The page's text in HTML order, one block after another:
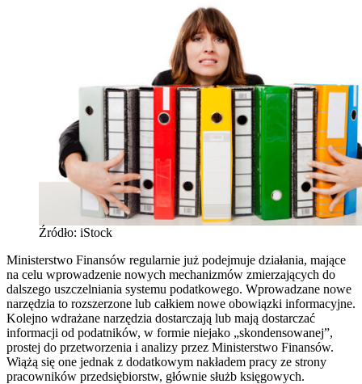
Źródło: iStock
Ministerstwo Finansów regularnie już podejmuje działania, mające
na celu wprowadzenie nowych mechanizmów zmierzających do
dalszego uszczelniania systemu podatkowego. Wprowadzane nowe
narzędzia to rozszerzone lub całkiem nowe obowiązki informacyjne.
Kolejno wdrażane narzędzia dostarczają lub mają dostarczać
informacji od podatników, w formie niejako „skondensowanej”,
prostej do przetworzenia i analizy przez Ministerstwo Finansów.
Wiążą się one jednak z dodatkowym nakładem pracy ze strony
pracowników przedsiębiorstw, głównie służb księgowych.